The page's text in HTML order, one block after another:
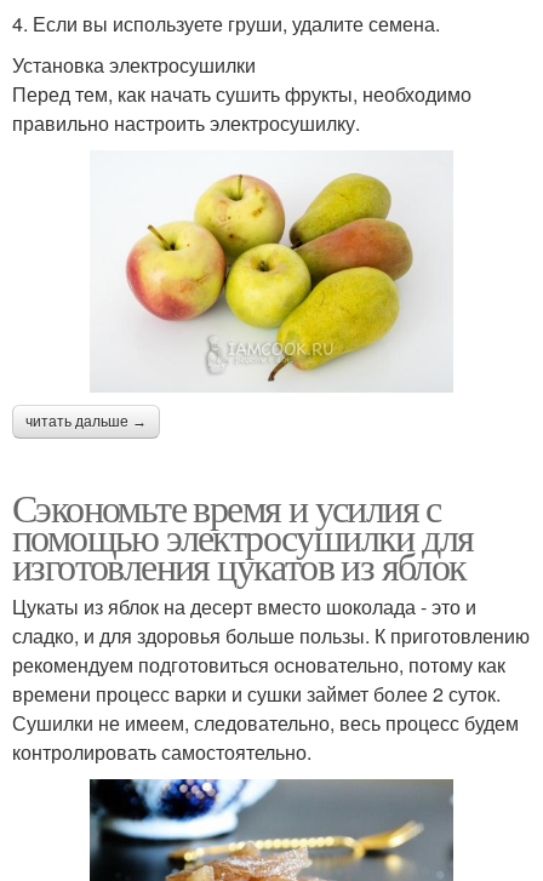
4. Если вы используете груши, удалите семена.
Установка электросушилки
Перед тем, как начать сушить фрукты, необходимо
правильно настроить электросушилку.
читать дальше →
Сэкономьте время и усилия с
помощью электросушилки для
изготовления цукатов из яблок
Цукаты из яблок на десерт вместо шоколада - это и
сладко, и для здоровья больше пользы. К приготовлению
рекомендуем подготовиться основательно, потому как
времени процесс варки и сушки займет более 2 суток.
Сушилки не имеем, следовательно, весь процесс будем
контролировать самостоятельно.